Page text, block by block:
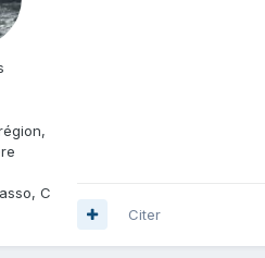
C
Citer